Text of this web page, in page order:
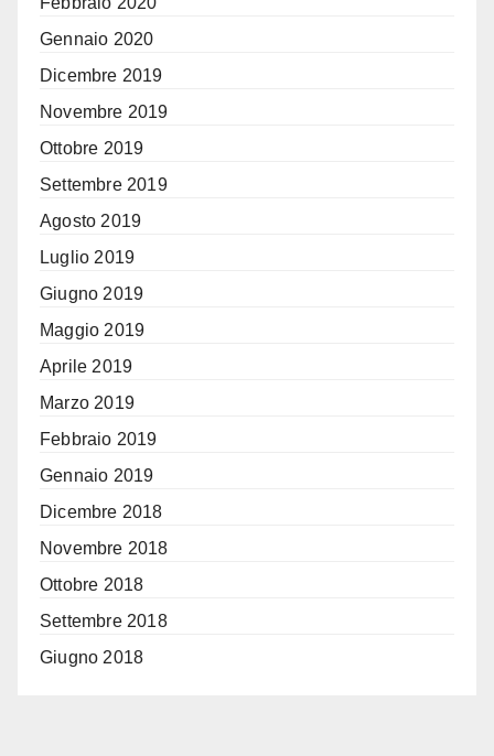
Gennaio 2020
Dicembre 2019
Novembre 2019
Ottobre 2019
Settembre 2019
Agosto 2019
Luglio 2019
Giugno 2019
Maggio 2019
Aprile 2019
Marzo 2019
Febbraio 2019
Gennaio 2019
Dicembre 2018
Novembre 2018
Ottobre 2018
Settembre 2018
Giugno 2018